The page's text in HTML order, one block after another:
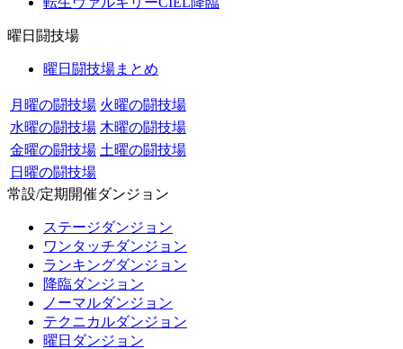
曜日闘技場
曜日闘技場まとめ
月曜の闘技場 火曜の闘技場
水曜の闘技場 木曜の闘技場
金曜の闘技場 土曜の闘技場
日曜の闘技場
常設/定期開催ダンジョン
ステージダンジョン
ワンタッチダンジョン
ランキングダンジョン
降臨ダンジョン
ノーマルダンジョン
テクニカルダンジョン
曜日ダンジョン